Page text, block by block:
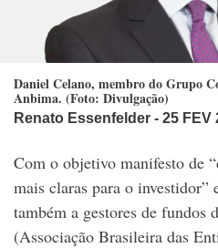
Daniel Celano, membro do Grupo
Anbima. (Foto: Divulgação)
Renato Essenfelder - 25 FEV
Com o objetivo manifesto de
mais claras para o investidor”
também a gestores de fundos
(Associação Brasileira das